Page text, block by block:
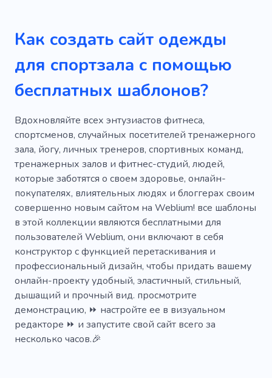
Бокс
Марафон
Пауэрлифтинг
Спортсмен
Спортивные бренды
Спортивный
Продажа
Удивительный
Отличный
Популярный
Уникальный
Крутой
Мобильный
SEO
Творческий
Простой
Информативный
Мода
Оружие
Бутик
Активная одежда
Бильярд
Борьба
Бороться Гольф
Лошади
Обучение
Услуги
Тело
Тренажерный зал
Кроссфит
Тяжелая атлетика
Монтер
Кикбоксинг
Как создать сайт одежды
для спортзала с помощью
бесплатных шаблонов?
Вдохновляйте всех энтузиастов фитнеса,
спортсменов, случайных посетителей тренажерного
зала, йогу, личных тренеров, спортивных команд,
тренажерных залов и фитнес-студий, людей,
которые заботятся о своем здоровье, онлайн-
покупателях, влиятельных людях и блоггерах своим
совершенно новым сайтом на Weblium! все шаблоны
в этой коллекции являются бесплатными для
пользователей Weblium, они включают в себя
конструктор с функцией перетаскивания и
профессиональный дизайн, чтобы придать вашему
онлайн-проекту удобный, эластичный, стильный,
дышащий и прочный вид. просмотрите
демонстрацию, ⏩ настройте ее в визуальном
редакторе ⏩ и запустите свой сайт всего за
несколько часов.🎉